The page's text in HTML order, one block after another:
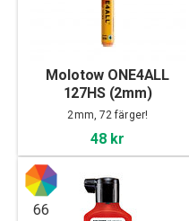
Molotow ONE4ALL
127HS (2mm)
2mm, 72 färger!
48 kr
66